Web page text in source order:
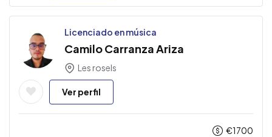
Licenciado en música
Camilo Carranza Ariza
Les rosels
Ver perfil
€1700